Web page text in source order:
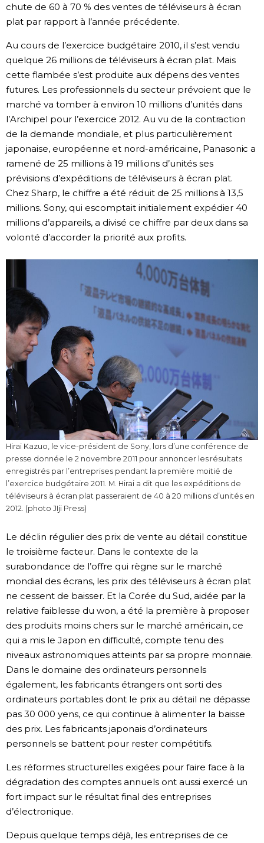
chute de 60 à 70 % des ventes de téléviseurs à écran
plat par rapport à l’année précédente.
Au cours de l’exercice budgétaire 2010, il s’est vendu
quelque 26 millions de téléviseurs à écran plat. Mais
cette flambée s’est produite aux dépens des ventes
futures. Les professionnels du secteur prévoient que le
marché va tomber à environ 10 millions d’unités dans
l’Archipel pour l’exercice 2012. Au vu de la contraction
de la demande mondiale, et plus particulièrement
japonaise, européenne et nord-américaine, Panasonic a
ramené de 25 millions à 19 millions d’unités ses
prévisions d’expéditions de téléviseurs à écran plat.
Chez Sharp, le chiffre a été réduit de 25 millions à 13,5
millions. Sony, qui escomptait initialement expédier 40
millions d’appareils, a divisé ce chiffre par deux dans sa
volonté d’accorder la priorité aux profits.
Hirai Kazuo, le vice-président de Sony, lors d’une conférence de
presse donnée le 2 novembre 2011 pour annoncer les résultats
enregistrés par l’entreprises pendant la première moitié de
l’exercice budgétaire 2011. M. Hirai a dit que les expéditions de
téléviseurs à écran plat passeraient de 40 à 20 millions d’unités en
2012. (photo JIji Press)
Le déclin régulier des prix de vente au détail constitue
le troisième facteur. Dans le contexte de la
surabondance de l’offre qui règne sur le marché
mondial des écrans, les prix des téléviseurs à écran plat
ne cessent de baisser. Et la Corée du Sud, aidée par la
relative faiblesse du won, a été la première à proposer
des produits moins chers sur le marché américain, ce
qui a mis le Japon en difficulté, compte tenu des
niveaux astronomiques atteints par sa propre monnaie.
Dans le domaine des ordinateurs personnels
également, les fabricants étrangers ont sorti des
ordinateurs portables dont le prix au détail ne dépasse
pas 30 000 yens, ce qui continue à alimenter la baisse
des prix. Les fabricants japonais d’ordinateurs
personnels se battent pour rester compétitifs.
Les réformes structurelles exigées pour faire face à la
dégradation des comptes annuels ont aussi exercé un
fort impact sur le résultat final des entreprises
d’électronique.
Depuis quelque temps déjà, les entreprises de ce